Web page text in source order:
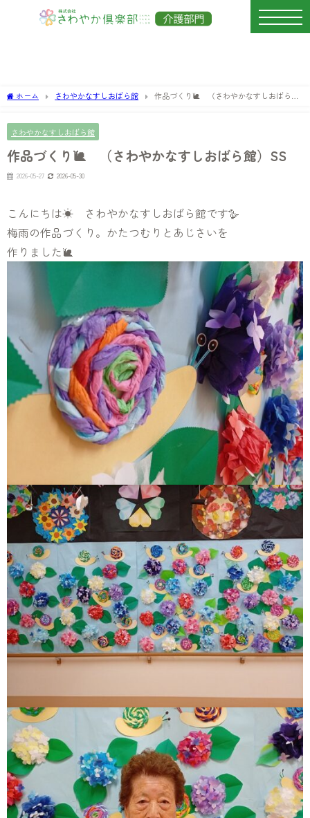
ホーム さわやかなすしおばら館
作品づくり🐌 （さわやかなすしおばら
さわやかなすしおばら館
作品づくり🐌 （さわやかなすしおばら館）SS
2026-05-27 2026-05-30
こんにちは☀ さわやかなすしおばら館です🪿
梅雨の作品づくり。かたつむりとあじさいを
作りました🐌